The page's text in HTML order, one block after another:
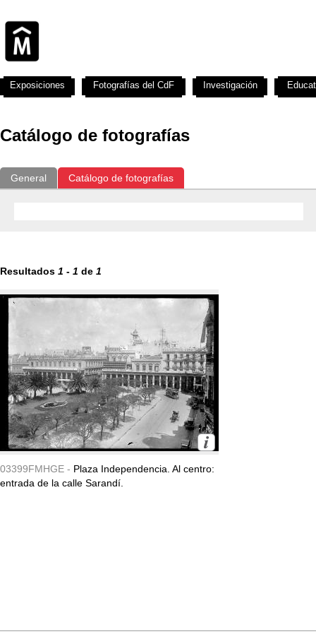
Catálogo de fotografías
General Catálogo de fotografías
Resultados 1 - 1 de 1
03399FMHGE - Plaza Independencia. Al centro:
entrada de la calle Sarandí.
Exposiciones Fotografías del CdF Investigación